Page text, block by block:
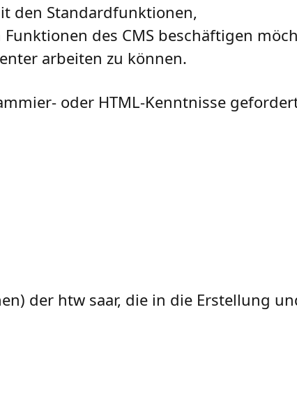
den Standardfunktionen,
des CMS beschäftigen
arbeiten zu können.
oder HTML-Kenntnisse
der htw saar, die in die Erstellung